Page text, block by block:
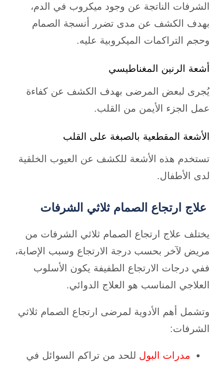
الشرفات الناتجة عن وجود ميكروب في الدم،
بهدف الكشف عن مدى تضرر أنسجة الصمام
وحجم التراكمات الميكروبية عليه.
أشعة الرنين المغناطيسي
يُجرى لبعض المرضى بهدف الكشف عن كفاءة
عمل الجزء الأيمن من القلب.
الأشعة المقطعية بالصبغة على القلب
تستخدم هذه الأشعة للكشف عن العيوب الخلقية
لدى الأطفال.
علاج ارتجاع الصمام ثلاثي الشرفات
يختلف علاج ارتجاع الصمام ثلاثي الشرفات من
مريض لآخر بحسب درجة الارتجاع وسبب الإصابة،
ففي درجات الارتجاع الطفيفة يكون الأسلوب
العلاجي المناسب هو العلاج الدوائي.
وتشمل أهم الأدوية لمرضى ارتجاع الصمام ثلاثي
الشرفات:
مدرات البول للحد من تراكم السوائل في